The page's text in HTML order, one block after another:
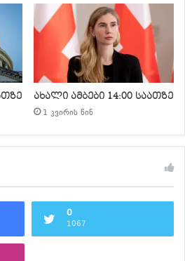
ახალი ამბები 14:00 საათზე
1 კვირის წინ
0
1067